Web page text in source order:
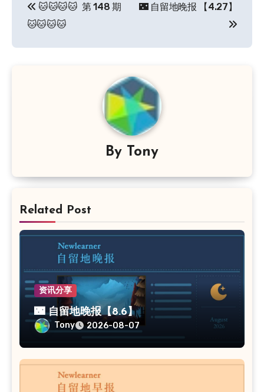
章
导
🐱🐱🐱🐱 第 148 期
🐱🐱🐱🐱
🌃 自留地晚报 【4.27】
By Tony
Related Post
资讯分享
🌃 自留地晚报【8.6】
Tony 2026-08-07